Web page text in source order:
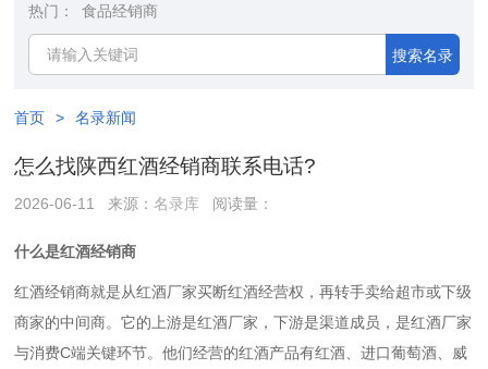
热门： 食品经销商
搜索名录
首页 > 名录新闻
怎么找陕西红酒经销商联系电话?
2026-06-11 来源：名录库 阅读量：
什么是红酒经销商
红酒经销商就是‌从红酒厂家买断红酒经营权，再转手卖给超市或下级
商家的中间商‌。它的上游是红酒厂家，下游是渠道成员，是红酒厂家
与消费C端关键环节。他们经营的红酒产品有红酒、进口葡萄酒、威